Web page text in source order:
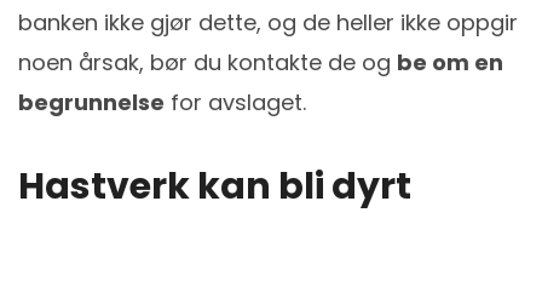
banken ikke gjør dette, og de heller ikke oppgir
noen årsak, bør du kontakte de og be om en
begrunnelse for avslaget.
Hastverk kan bli dyrt